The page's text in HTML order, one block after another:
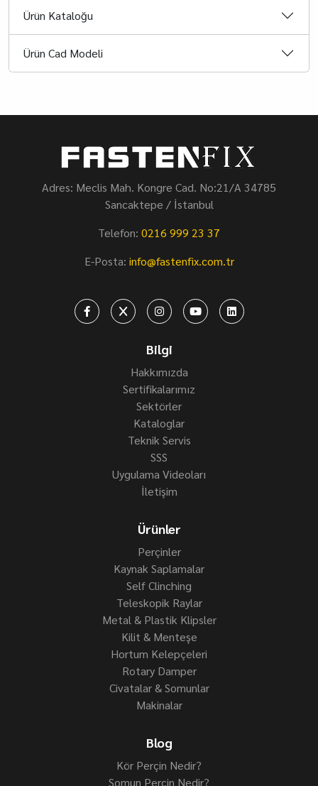
Ürün Kataloğu
Ürün Cad Modeli
Adres: Meclis Mah. Kongre Cad. No:21/A 34785
Sancaktepe / İstanbul
Telefon: 0216 999 23 37
E-Posta: info@fastenfix.com.tr
Bilgi
Hakkımızda
Sertifikalarımız
Sektörler
Kataloglar
Teknik Servis
SSS
Uygulama Videoları
İletişim
Ürünler
Perçinler
Kaynak Saplamalar
Self Clinching
Teleskopik Raylar
Metal & Plastik Klipsler
Kilit & Menteşe
Hortum Kelepçeleri
Rotary Damper
Civatalar & Somunlar
Makinalar
Blog
Kör Perçin Nedir?
Somun Perçin Nedir?